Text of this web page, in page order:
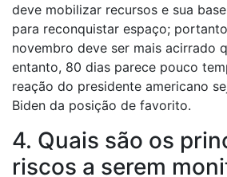
deve mobilizar recursos e sua
para reconquistar espaço;
novembro deve ser mais acirrado
entanto, 80 dias parece pouco
reação do presidente americano
Biden da posição de favorito.
4. Quais são os
riscos a serem